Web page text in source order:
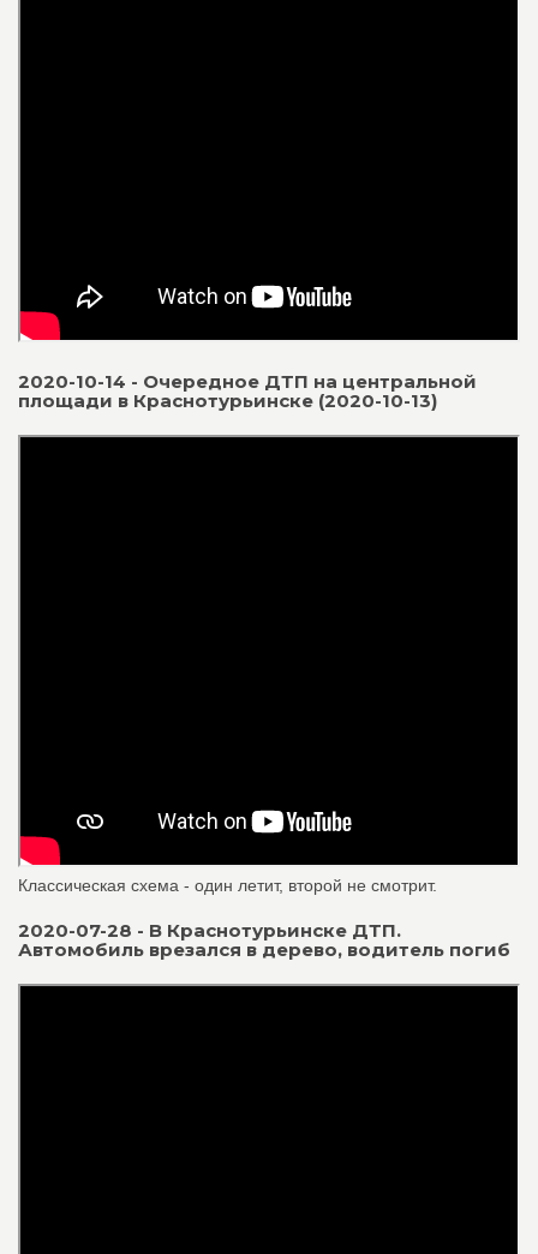
2020-10-14 - Очередное ДТП на центральной
площади в Краснотурьинске (2020-10-13)
Классическая схема - один летит, второй не смотрит.
2020-07-28 - В Краснотурьинске ДТП.
Автомобиль врезался в дерево, водитель погиб